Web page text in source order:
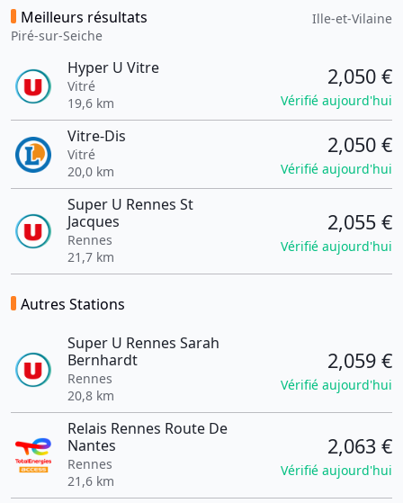
Meilleurs résultats
Piré-sur-Seiche
Ille-et-Vilaine
Hyper U Vitre
Vitré
19,6 km
2,050 €
Vérifié aujourd'hui
Vitre-Dis
Vitré
20,0 km
2,050 €
Vérifié aujourd'hui
Super U Rennes St
Jacques
Rennes
21,7 km
2,055 €
Vérifié aujourd'hui
Autres Stations
Super U Rennes Sarah
Bernhardt
Rennes
20,8 km
2,059 €
Vérifié aujourd'hui
Relais Rennes Route De
Nantes
Rennes
21,6 km
2,063 €
Vérifié aujourd'hui